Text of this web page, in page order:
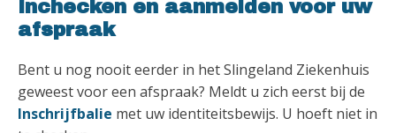
Inchecken en aanmelden voor uw
afspraak
Bent u nog nooit eerder in het Slingeland Ziekenhuis
geweest voor een afspraak? Meldt u zich eerst bij de
Inschrijfbalie met uw identiteitsbewijs. U hoeft niet in